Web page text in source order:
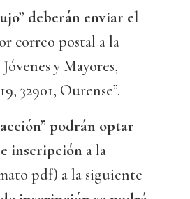
deberán enviar el
correo postal a la
y Mayores,
32901, Ourense”.
podrán optar
inscripción a la
pdf) a la siguiente